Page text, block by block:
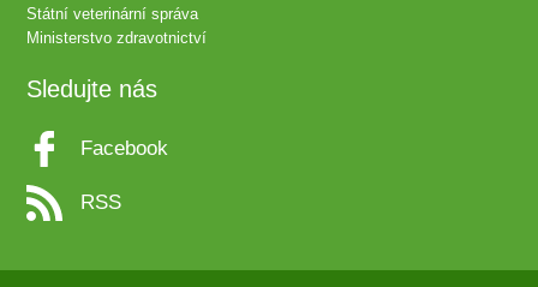
Státní veterinární správa
Ministerstvo zdravotnictví
Sledujte nás
Facebook
RSS